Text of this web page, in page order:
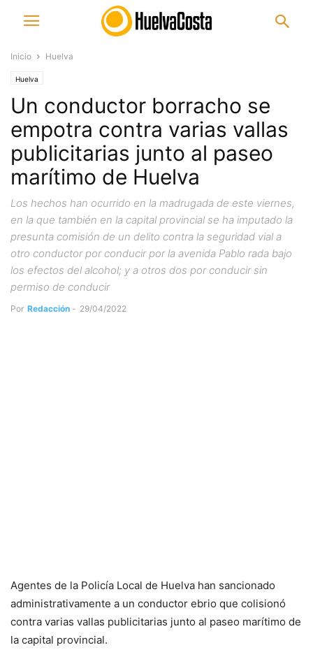
Inicio Huelva
Huelva
Un conductor borracho se
empotra contra varias vallas
publicitarias junto al paseo
marítimo de Huelva
Los hechos han ocurrido en la madrugada de este viernes,
en la que también en la capital provincial se ha imputado la
presunta comisión de un delito contra la seguridad vial a
otro conductor por conducir por la avenida Pablo rada bajo
los efectos del alcohol; y a otros dos por conducir sin
permiso de conducir
Por Redacción - 29/04/2022
Agentes de la Policía Local de Huelva han sancionado
administrativamente a un conductor ebrio que colisionó
contra varias vallas publicitarias junto al paseo marítimo de
la capital provincial.